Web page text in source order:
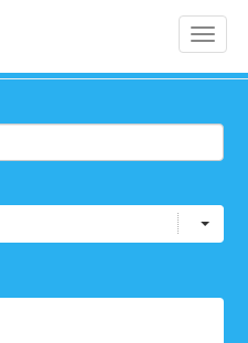
Toggle